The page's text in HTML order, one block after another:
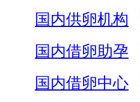
国内供卵机构
国内借卵助孕
国内借卵中心